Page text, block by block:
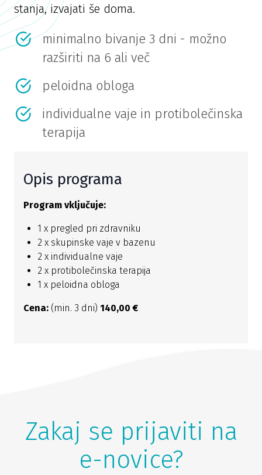
stanja, izvajati še doma.
minimalno bivanje 3 dni - možno
razširiti na 6 ali več
peloidna obloga
individualne vaje in protibolečinska
terapija
Opis programa
Program vključuje:
1 x pregled pri zdravniku
2 x skupinske vaje v bazenu
2 x individualne vaje
2 x protibolečinska terapija
1 x peloidna obloga
Cena: (min. 3 dni) 140,00 €
Zakaj se prijaviti na
e-novice?